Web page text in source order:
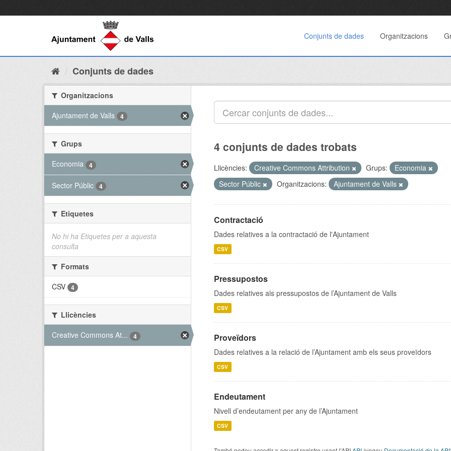
Conjunts de dades Organitzacions
Conjunts de dades
Organitzacions
Ajuntament de Valls
4
Grups
Economia
4
Sector Públic 4
Etiquetes
No hi ha Etiquetes per a aquesta
consulta
Formats
CSV
4
Llicències
Creative Commons At...
4
4 conjunts de dades trobats
Llicències: Creative Commons Attribution Grups:
Economia
Sector Públic
Organitzacions: Ajuntament de Valls
Contractació
Dades relatives a la contractació de l'Ajuntament
CSV
Pressupostos
Dades relatives als pressupostos de l’Ajuntament de Valls
CSV
Proveïdors
Dades relatives a la relació de l’Ajuntament amb els seus proveïdors
CSV
Endeutament
Nivell d’endeutament per any de l’Ajuntament
CSV